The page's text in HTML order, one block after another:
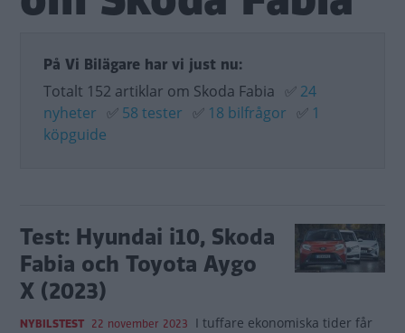
På Vi Bilägare har vi just nu:
Totalt 152 artiklar om Skoda Fabia ✅ 24
nyheter ✅ 58 tester ✅ 18 bilfrågor ✅ 1
köpguide
Test: Hyundai i10, Skoda
Fabia och Toyota Aygo
X (2023)
NYBILSTEST 22 november 2023 I tuffare ekonomiska tider får